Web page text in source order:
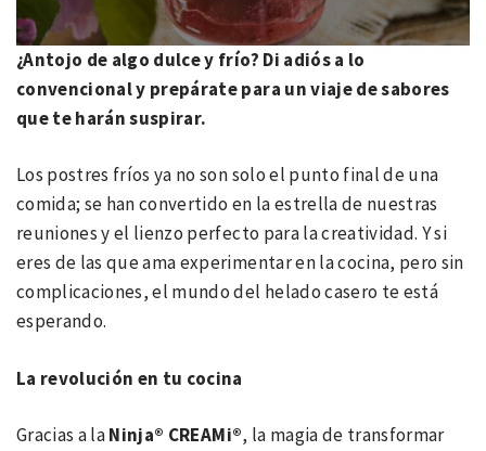
¿Antojo de algo dulce y frío? Di adiós a lo
convencional y prepárate para un viaje de sabores
que te harán suspirar.
Los postres fríos ya no son solo el punto final de una
comida; se han convertido en la estrella de nuestras
reuniones y el lienzo perfecto para la creatividad. Y si
eres de las que ama experimentar en la cocina, pero sin
complicaciones, el mundo del helado casero te está
esperando.
La revolución en tu cocina
Gracias a laNinja® CREAMi®, la magia de transformar